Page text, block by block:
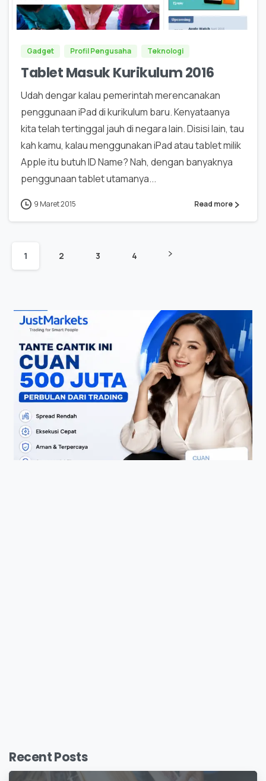
0
Gadget Profil Pengusaha Teknologi
Tablet Masuk Kurikulum 2016
Udah dengar kalau pemerintah merencanakan
penggunaan iPad di kurikulum baru. Kenyataanya
kita telah tertinggal jauh di negara lain. Disisi lain, tau
kah kamu, kalau menggunakan iPad atau tablet milik
Apple itu butuh ID Name? Nah, dengan banyaknya
penggunaan tablet utamanya...
9 Maret 2015 Read more
1 2 3 4
Recent Posts